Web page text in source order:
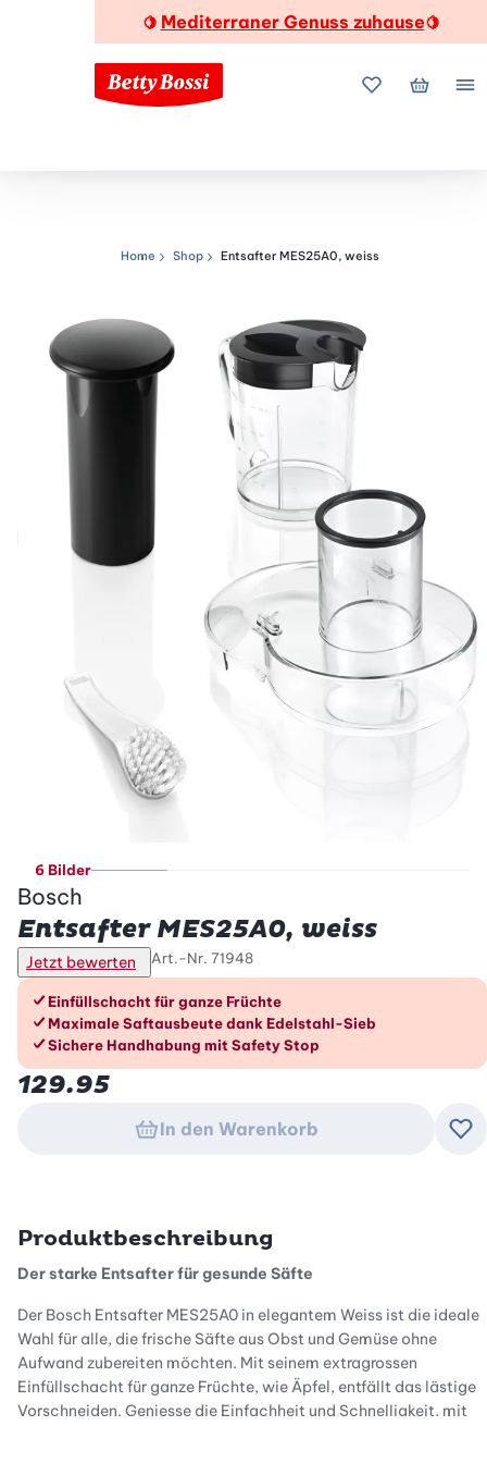
🍋 Mediterraner Genuss zuhause🍋
MeineMein
Navigationspfad
Home Shop Entsafter MES25A0, weiss
6 Bilder
Bosch
Entsafter MES25A0, weiss
Jetzt bewerten Art.-Nr. 71948
Die Vorteile im Überblick
Einfüllschacht für ganze Früchte
Maximale Saftausbeute dank Edelstahl-Sieb
Sichere Handhabung mit Safety Stop
129.95
In den Warenkorb
Produktbeschreibung
Der starke Entsafter für gesunde Säfte
Der Bosch Entsafter MES25A0 in elegantem Weiss ist die ideale
Wahl für alle, die frische Säfte aus Obst und Gemüse ohne
Aufwand zubereiten möchten. Mit seinem extragrossen
Einfüllschacht für ganze Früchte, wie Äpfel, entfällt das lästige
Vorschneiden. Geniesse die Einfachheit und Schnelligkeit, mit